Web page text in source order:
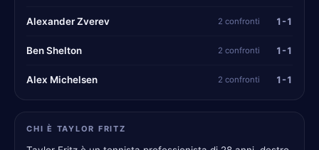
Alexander Zverev 2 confronti 1-1
Ben Shelton 2 confronti 1-1
Alex Michelsen 2 confronti 1-1
CHI È TAYLOR FRITZ